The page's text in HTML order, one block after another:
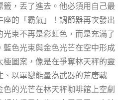
籤，丟了進去。他必須用自己最
的「霸氣」！調節器再次發出
束不再是彩虹色，而是充滿了
色光束與金色光芒在空中形成
圖案，像是在爭奪林天秤的靈
以單戀能量為武器的荒唐戰
的光芒在林天秤咖啡館上空劇